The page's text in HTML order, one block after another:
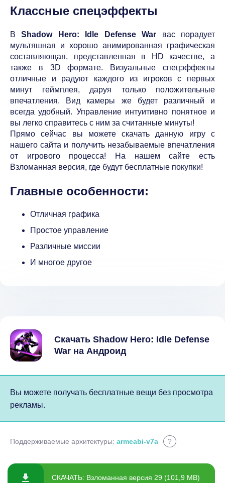
Классные спецэффекты
ВShadow Hero: Idle Defense War вас порадует
мультяшная и хорошо анимированная графическая
составляющая, представленная в HD качестве, а
также в 3D формате. Визуальные спецэффекты
отличные и радуют каждого из игроков с первых
минут геймплея, даруя только положительные
впечатления. Вид камеры же будет различный и
всегда удобный. Управление интуитивно понятное и
вы легко справитесь с ним за считанные минуты!
Прямо сейчас вы можете скачать данную игру с
нашего сайта и получить незабываемые впечатления
от игрового процесса! На нашем сайте есть
Взломанная версия, где будут бесплатные покупки!
Главные особенности:
Отличная графика
Простое управление
Различные миссии
И многое другое
Скачать Shadow Hero: Idle Defense
War на Андроид
Вы можете получать бесплатные вещи без просмотра
рекламы.
Поддерживаемые архитектуры: armeabi-v7a ?
СКАЧАТЬ: Взломанная версия 29 (101,9 MB)